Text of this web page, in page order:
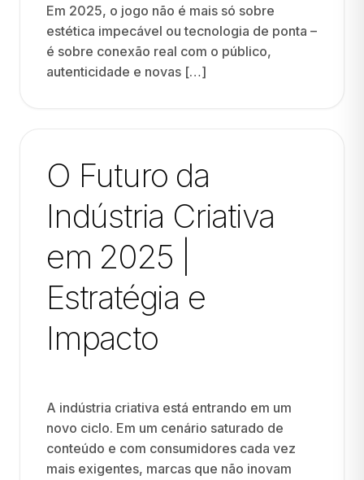
Em 2025, o jogo não é mais só sobre
estética impecável ou tecnologia de ponta –
é sobre conexão real com o público,
autenticidade e novas […]
O Futuro da
Indústria Criativa
em 2025 |
Estratégia e
Impacto
A indústria criativa está entrando em um
novo ciclo. Em um cenário saturado de
conteúdo e com consumidores cada vez
mais exigentes, marcas que não inovam